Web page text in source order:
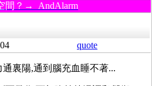
間？→ AndAlarm
quote
裏陽,通到腦充血睡不著...